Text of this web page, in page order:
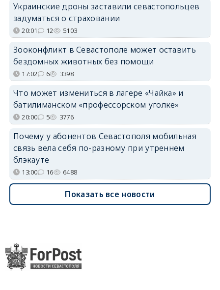
Украинские дроны заставили севастопольцев
задуматься о страховании
20:01 12 5103
Зооконфликт в Севастополе может оставить
бездомных животных без помощи
17:02 6 3398
Что может измениться в лагере «Чайка» и
батилиманском «профессорском уголке»
20:00 5 3776
Почему у абонентов Севастополя мобильная
связь вела себя по-разному при утреннем
блэкауте
13:00 16 6488
Показать все новости